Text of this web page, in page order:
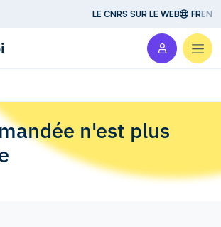
LE CNRS SUR LE WEB FREN
n'est plus